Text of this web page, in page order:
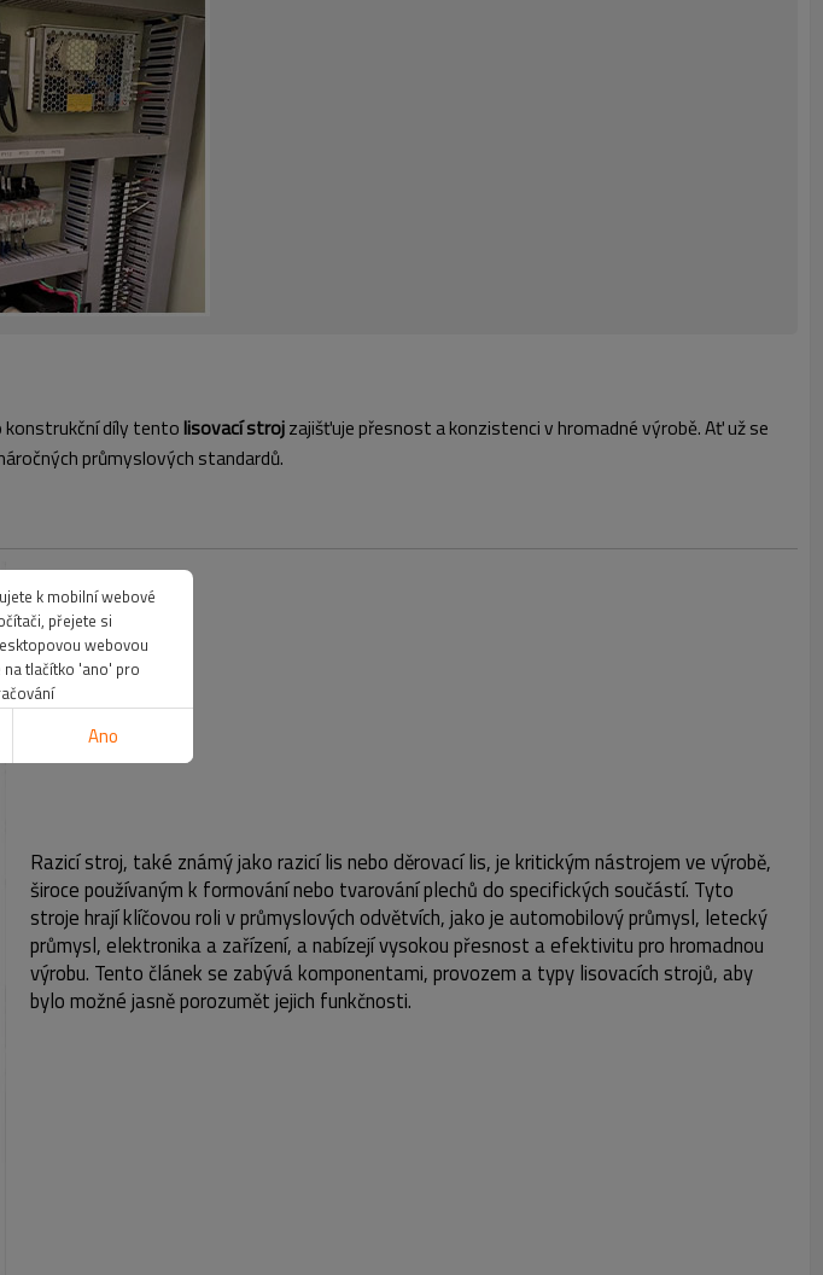
konstrukční díly tentolisovací strojzajišťuje přesnost a konzistenci v hromadné výrobě. Ať už se
průmyslových standardů.
Razicí stroj, také známý jako razicí lis nebo děrovací lis, je kritickým nástrojem ve výrobě,
široce používaným k formování nebo tvarování plechů do specifických součástí. Tyto
stroje hrají klíčovou roli v průmyslových odvětvích, jako je automobilový průmysl, letecký
průmysl, elektronika a zařízení, a nabízejí vysokou přesnost a efektivitu pro hromadnou
výrobu. Tento článek se zabývá komponentami, provozem a typy lisovacích strojů, aby
bylo možné jasně porozumět jejich funkčnosti.
k mobilní webové
přejete si
webovou
na tlačítko 'ano' pro
Ano